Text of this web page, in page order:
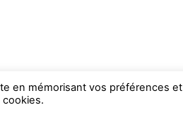
en mémorisant vos préférences et
cookies.